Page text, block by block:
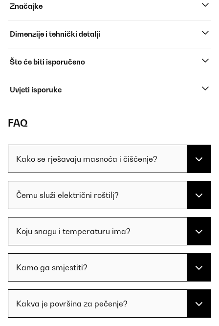
Značajke
Dimenzije i tehnički detalji
Što će biti isporučeno
Uvjeti isporuke
FAQ
Kako se rješavaju masnoća i čišćenje?
Čemu služi električni roštilj?
Koju snagu i temperaturu ima?
Kamo ga smjestiti?
Kakva je površina za pečenje?